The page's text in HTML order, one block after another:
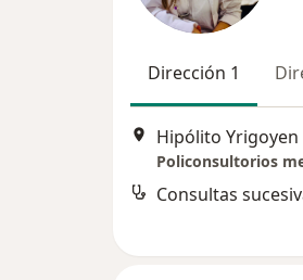
Dirección 1
Policonsultorios
Consultas